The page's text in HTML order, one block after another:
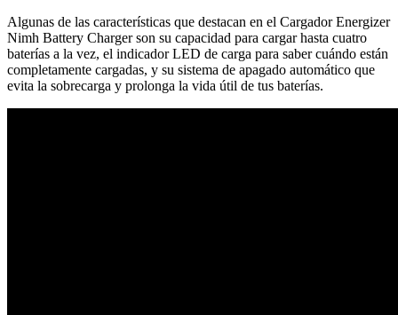
Algunas de las características que destacan en el Cargador Energizer
Nimh Battery Charger son su capacidad para cargar hasta cuatro
baterías a la vez, el indicador LED de carga para saber cuándo están
completamente cargadas, y su sistema de apagado automático que
evita la sobrecarga y prolonga la vida útil de tus baterías.